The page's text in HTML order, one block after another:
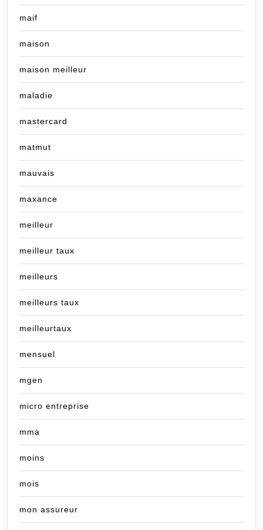
maif
maison
maison meilleur
maladie
mastercard
matmut
mauvais
maxance
meilleur
meilleur taux
meilleurs
meilleurs taux
meilleurtaux
mensuel
mgen
micro entreprise
mma
moins
mois
mon assureur